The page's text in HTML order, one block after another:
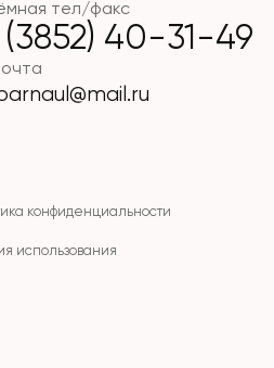
тел/факс
(3852) 40-31-49
конфиденциальности
использования